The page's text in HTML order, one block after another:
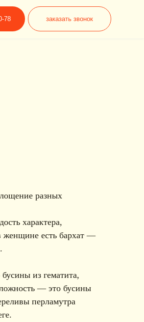
звонок
разных
характера,
женщине есть бархат —
из гематита,
— это бусины
перламутра